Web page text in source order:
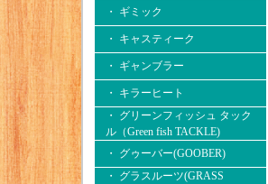
・ ギミック
・ キャスティーク
・ ギャンブラー
・ キラーヒート
・ グリーンフィッシュ タック
ル（Green fish TACKLE)
・ グゥーバー(GOOBER)
・ グラスルーツ(GRASS